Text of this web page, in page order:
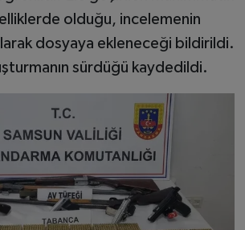
olduğu, incelemenin
dosyaya ekleneceği bildirildi.
sürdüğü kaydedildi.